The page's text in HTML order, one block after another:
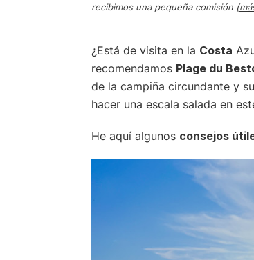
recibimos una pequeña comisión (
¿Está de visita en la Costa
recomendamos Plage du
de la campiña circundante y
hacer una escala salada en
He aquí algunos consejos